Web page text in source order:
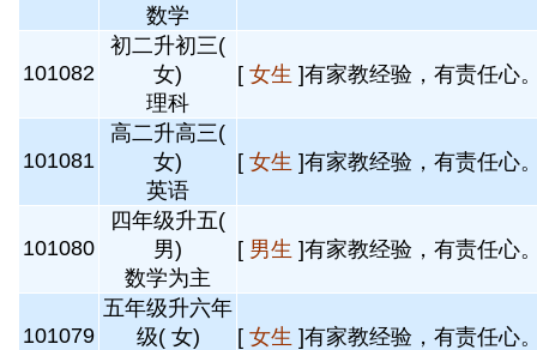
数学
101082
初二升初三(
女)
理科
[ 女生 ]有家教经验，有责任心
101081
高二升高三(
女)
英语
[ 女生 ]有家教经验，有责任心
101080
四年级升五(
男)
数学为主
[ 男生 ]有家教经验，有责任心
101079
五年级升六年
级( 女)
[ 女生 ]有家教经验，有责任心